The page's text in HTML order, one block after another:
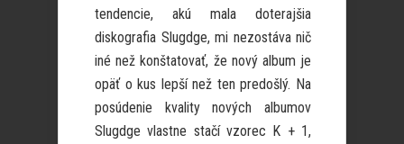
tendencie, akú mala doterajšia
diskografia Slugdge, mi nezostáva nič
iné než konštatovať, že nový album je
opäť o kus lepší než ten predošlý. Na
posúdenie kvality nových albumov
Slugdge vlastne stačí vzorec K + 1,